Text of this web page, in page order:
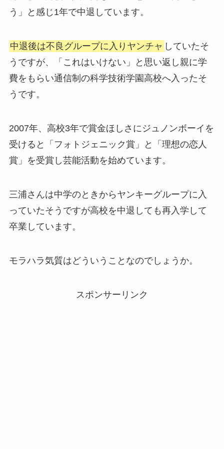
う」と感じ1年で中退しています。
中退後は不良グループに入りヤンチャ していたそ
うですが、「これはいけない」と思い返し親に学
費をもらい通信制の科学技術学園高校へ入ったそ
うです。
2007年、高校3年で賞金ほしさにジュノンボーイを
受けると「フォトジェニック賞」と「理想の恋人
賞」を受賞し芸能活動を始めています。
三浦さんは中学のときからヤンキーグループに入
っていたそうですが高校を中退しても再入学して
卒業しています。
モラハラ気質はどういうことなのでしょうか。
スポンサーリンク